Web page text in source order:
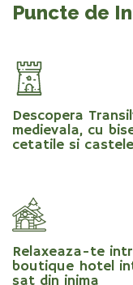
Puncte de
Descopera
medievala, cu
cetatile si
Relaxeaza-te
boutique hotel
sat din inima